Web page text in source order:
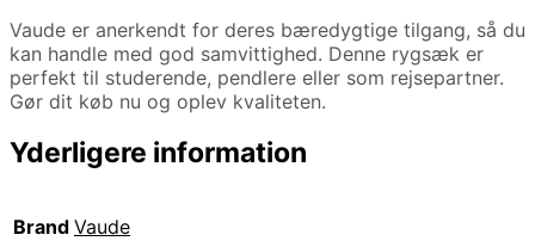
Vaude er anerkendt for deres bæredygtige tilgang, så du
kan handle med god samvittighed. Denne rygsæk er
perfekt til studerende, pendlere eller som rejsepartner.
Gør dit køb nu og oplev kvaliteten.
Yderligere information
Brand Vaude